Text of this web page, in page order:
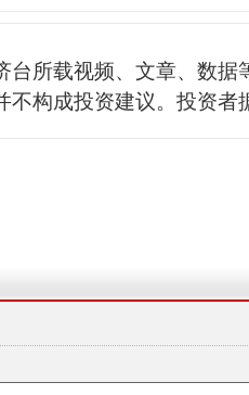
台所载视频、文章、数据
不构成投资建议。投资者